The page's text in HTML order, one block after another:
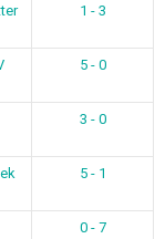
1 - 3
5 - 0
3 - 0
5 - 1
0 - 7